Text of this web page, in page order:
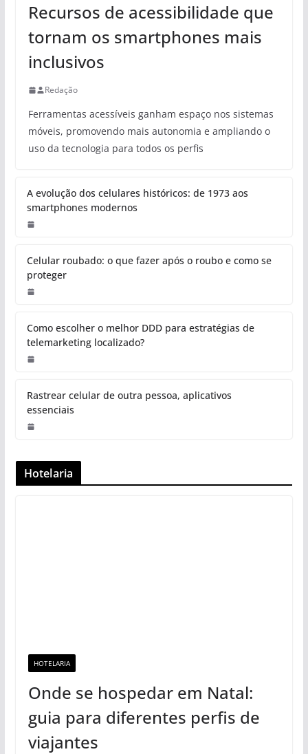
Recursos de acessibilidade que
tornam os smartphones mais
inclusivos
Redação
Ferramentas acessíveis ganham espaço nos sistemas
móveis, promovendo mais autonomia e ampliando o
uso da tecnologia para todos os perfis
A evolução dos celulares históricos: de 1973 aos
smartphones modernos
Celular roubado: o que fazer após o roubo e como se
proteger
Como escolher o melhor DDD para estratégias de
telemarketing localizado?
Rastrear celular de outra pessoa, aplicativos
essenciais
Hotelaria
HOTELARIA
Onde se hospedar em Natal:
guia para diferentes perfis de
viajantes